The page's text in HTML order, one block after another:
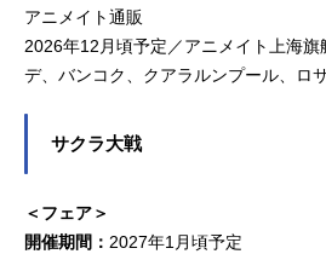
アニメイト通販
2026年12月頃予定／アニメイト上海
デ、バンコク、クアラルンプール、ロ
サクラ大戦
＜フェア＞
開催期間： 2027年1月頃予定